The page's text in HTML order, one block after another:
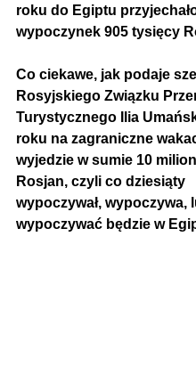
roku do Egiptu
wypoczynek 905 tysięcy
Co ciekawe, jak podaje
Rosyjskiego Związku
Turystycznego Ilia
roku na zagraniczne
wyjedzie w sumie 10
Rosjan, czyli co dziesiąty
wypoczywał, wypoczywa,
wypoczywać będzie w